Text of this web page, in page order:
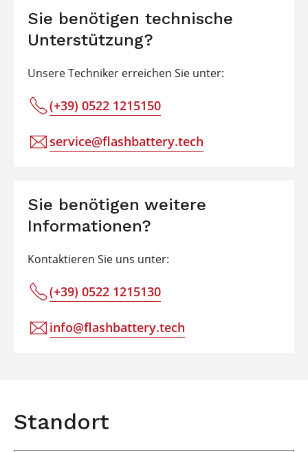
Sie benötigen technische
Unterstützung?
Unsere Techniker erreichen Sie unter:
(+39) 0522 1215150
service@flashbattery.tech
Sie benötigen weitere
Informationen?
Kontaktieren Sie uns unter:
(+39) 0522 1215130
info@flashbattery.tech
Standort